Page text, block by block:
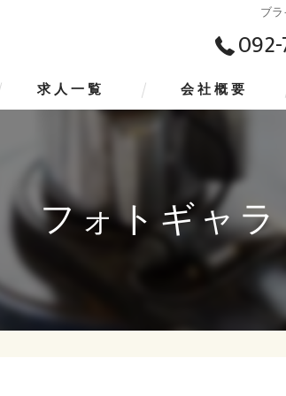
ブ
求人一覧 会社概要
ビジョン
事業案内
フォトギャ